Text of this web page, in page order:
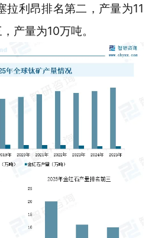
拉利昂排名第二，产量为11
产量为10万吨。